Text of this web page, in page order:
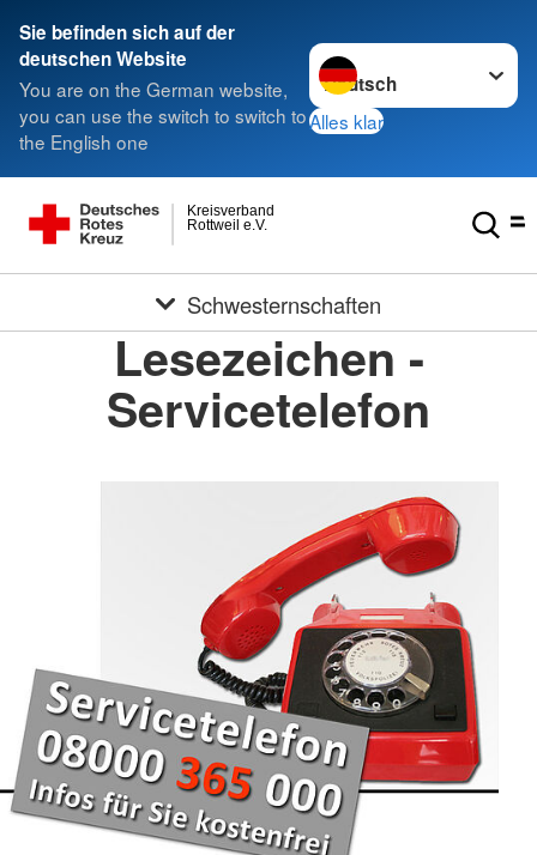
Sie befinden sich auf der
deutschen Website
You are on the German website,
you can use the switch to switch to
the English one
Sprache wechseln zu
Alles klar
Rottweil e.V.
Kreisverband
Schwesternschaften
Lesezeichen -
Servicetelefon